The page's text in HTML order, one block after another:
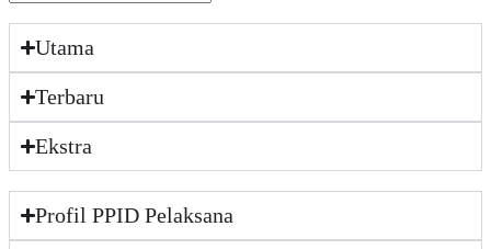
Utama
Terbaru
Ekstra
Profil PPID Pelaksana